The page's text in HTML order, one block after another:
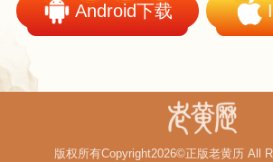
Android下载
版权所有Copyright2026©正版老黄历 All